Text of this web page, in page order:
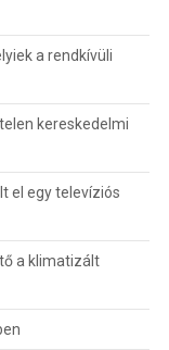
a rendkívüli
kereskedelmi
el egy televíziós
a klimatizált